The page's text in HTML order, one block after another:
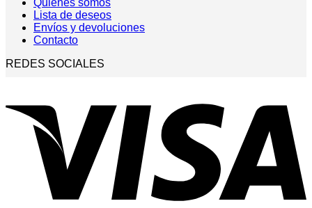
Quiénes somos
Lista de deseos
Envíos y devoluciones
Contacto
REDES SOCIALES